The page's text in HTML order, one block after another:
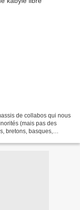
de collabos qui nous
(mais pas des
bretons, basques,